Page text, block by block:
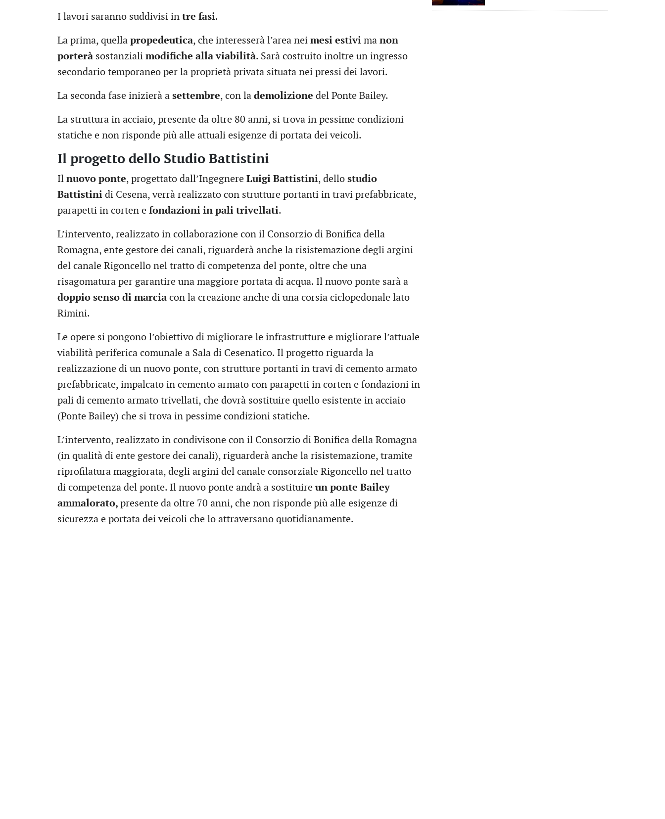
I lavori saranno suddivisi in tre fasi.
La prima, quella propedeutica, che interesserà l’area nei mesi estivi ma non
porterà sostanziali modifiche alla viabilità. Sarà costruito inoltre un ingresso
secondario temporaneo per la proprietà privata situata nei pressi dei lavori.
La seconda fase inizierà a settembre, con la demolizione del Ponte Bailey.
La struttura in acciaio, presente da oltre 80 anni, si trova in pessime condizioni
statiche e non risponde più alle attuali esigenze di portata dei veicoli.
Il progetto dello Studio Battistini
Il nuovo ponte, progettato dall’Ingegnere Luigi Battistini, dello studio
Battistini di Cesena, verrà realizzato con strutture portanti in travi prefabbricate,
parapetti in corten e fondazioni in pali trivellati.
L’intervento, realizzato in collaborazione con il Consorzio di Bonifica della
Romagna, ente gestore dei canali, riguarderà anche la risistemazione degli argini
del canale Rigoncello nel tratto di competenza del ponte, oltre che una
risagomatura per garantire una maggiore portata di acqua. Il nuovo ponte sarà a
doppio senso di marcia con la creazione anche di una corsia ciclopedonale lato
Rimini.
Le opere si pongono l’obiettivo di migliorare le infrastrutture e migliorare l’attuale
viabilità periferica comunale a Sala di Cesenatico. Il progetto riguarda la
realizzazione di un nuovo ponte, con strutture portanti in travi di cemento armato
prefabbricate, impalcato in cemento armato con parapetti in corten e fondazioni in
pali di cemento armato trivellati, che dovrà sostituire quello esistente in acciaio
(Ponte Bailey) che si trova in pessime condizioni statiche.
L’intervento, realizzato in condivisone con il Consorzio di Bonifica della Romagna
(in qualità di ente gestore dei canali), riguarderà anche la risistemazione, tramite
riprofilatura maggiorata, degli argini del canale consorziale Rigoncello nel tratto
di competenza del ponte. Il nuovo ponte andrà a sostituire un ponte Bailey
ammalorato, presente da oltre 70 anni, che non risponde più alle esigenze di
sicurezza e portata dei veicoli che lo attraversano quotidianamente.